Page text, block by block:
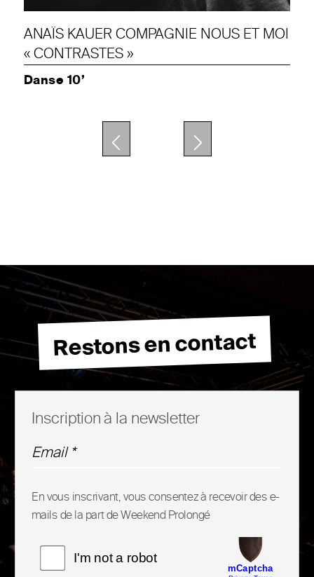
ANAÏS KAUER COMPAGNIE NOUS ET MOI
« CONTRASTES »
Danse 10’
Restons en contact
Inscription à la newsletter
En vous inscrivant, vous consentez à recevoir des e-
mails de la part de Weekend Prolongé